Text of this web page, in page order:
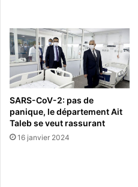
SARS-CoV-2: pas de
panique, le département Ait
Taleb se veut rassurant
16 janvier 2024